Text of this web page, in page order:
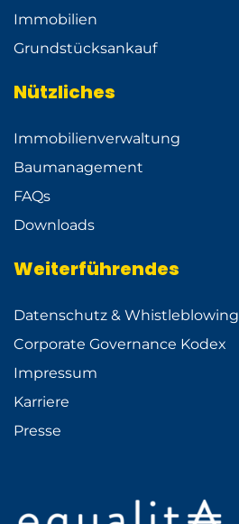
Immobilien
Grundstücksankauf
Nützliches
Immobilienverwaltung
Baumanagement
FAQs
Downloads
Weiterführendes
Datenschutz & Whistleblowing
Corporate Governance Kodex
Impressum
Karriere
Presse